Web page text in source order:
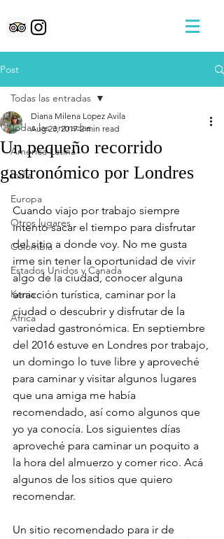
Post
Todas las entradas
América Latina
India
Europa
Otros lugares
Colombia
Estados Unidos y Canada
Kenia
Africa
Todas las entradas
Un pequeño recorrido
gastronómico por Londres
Diana Milena Lopez Avila
Aug 23, 2017 2 min read
Cuando viajo por trabajo siempre
intento sacar el tiempo para disfrutar
del sitio a donde voy. No me gusta
irme sin tener la oportunidad de vivir
algo de la ciudad, conocer alguna
atracción turística, caminar por la
ciudad o descubrir y disfrutar de la
variedad gastronómica. En septiembre
del 2016 estuve en Londres por trabajo,
un domingo lo tuve libre y aproveché
para caminar y visitar algunos lugares
que una amiga me había
recomendado, así como algunos que
yo ya conocía. Los siguientes días
aproveché para caminar un poquito a
la hora del almuerzo y comer rico. Acá
algunos de los sitios que quiero
recomendar.
Un sitio recomendado para ir de